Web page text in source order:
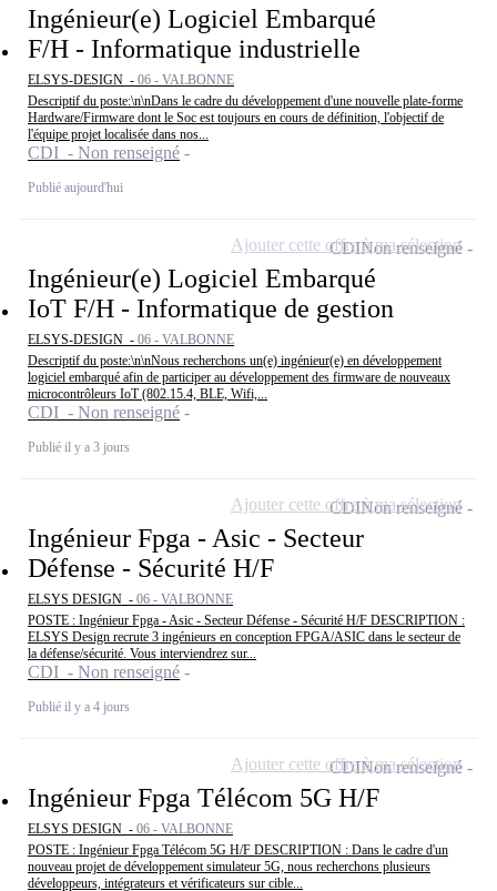
Ingénieur(e) Logiciel Embarqué
F/H - Informatique industrielle
ELSYS-DESIGN - 06 - VALBONNE
Descriptif du poste:\n\nDans le cadre du développement d'une nouvelle plate-forme
Hardware/Firmware dont le Soc est toujours en cours de définition, l'objectif de
l'équipe projet localisée dans nos...
CDI - Non renseigné
Publié aujourd'hui
Ingénieur(e) Logiciel Embarqué
IoT F/H - Informatique de gestion
ELSYS-DESIGN - 06 - VALBONNE
Descriptif du poste:\n\nNous recherchons un(e) ingénieur(e) en développement
logiciel embarqué afin de participer au développement des firmware de nouveaux
microcontrôleurs IoT (802.15.4, BLE, Wifi,...
CDI - Non renseigné
Publié il y a 3 jours
CDINon renseigné
Ajouter cette offre à ma sélection
Ingénieur Fpga - Asic - Secteur
Défense - Sécurité H/F
ELSYS DESIGN - 06 - VALBONNE
POSTE : Ingénieur Fpga - Asic - Secteur Défense - Sécurité H/F DESCRIPTION :
ELSYS Design recrute 3 ingénieurs en conception FPGA/ASIC dans le secteur de
la défense/sécurité. Vous interviendrez sur...
CDI - Non renseigné
Publié il y a 4 jours
CDINon renseigné
Ajouter cette offre à ma sélection
Ingénieur Fpga Télécom 5G H/F
ELSYS DESIGN - 06 - VALBONNE
POSTE : Ingénieur Fpga Télécom 5G H/F DESCRIPTION : Dans le cadre d'un
nouveau projet de développement simulateur 5G, nous recherchons plusieurs
développeurs, intégrateurs et vérificateurs sur cible...
CDINon renseigné
Ajouter cette offre à ma sélection